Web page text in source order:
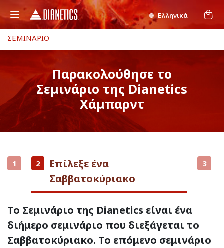
Ελληνικά
ΣΕΜΙΝΑΡΙΟ
Παρακολούθησε το
Σεμινάριο της Dianetics
Χάμπαρντ
1 2
Επίλεξε ένα
Σαββατοκύριακο
3
Το Σεμινάριο της Dianetics είναι ένα
διήμερο σεμινάριο που διεξάγεται το
Σαββατοκύριακο. Το επόμενο σεμινάριο